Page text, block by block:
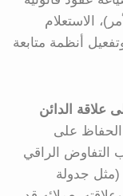
الاستعلام
أنظمة متابعة
علاقة الدائن
الحفاظ على
التفاوض الراقي
(مثل جدولة